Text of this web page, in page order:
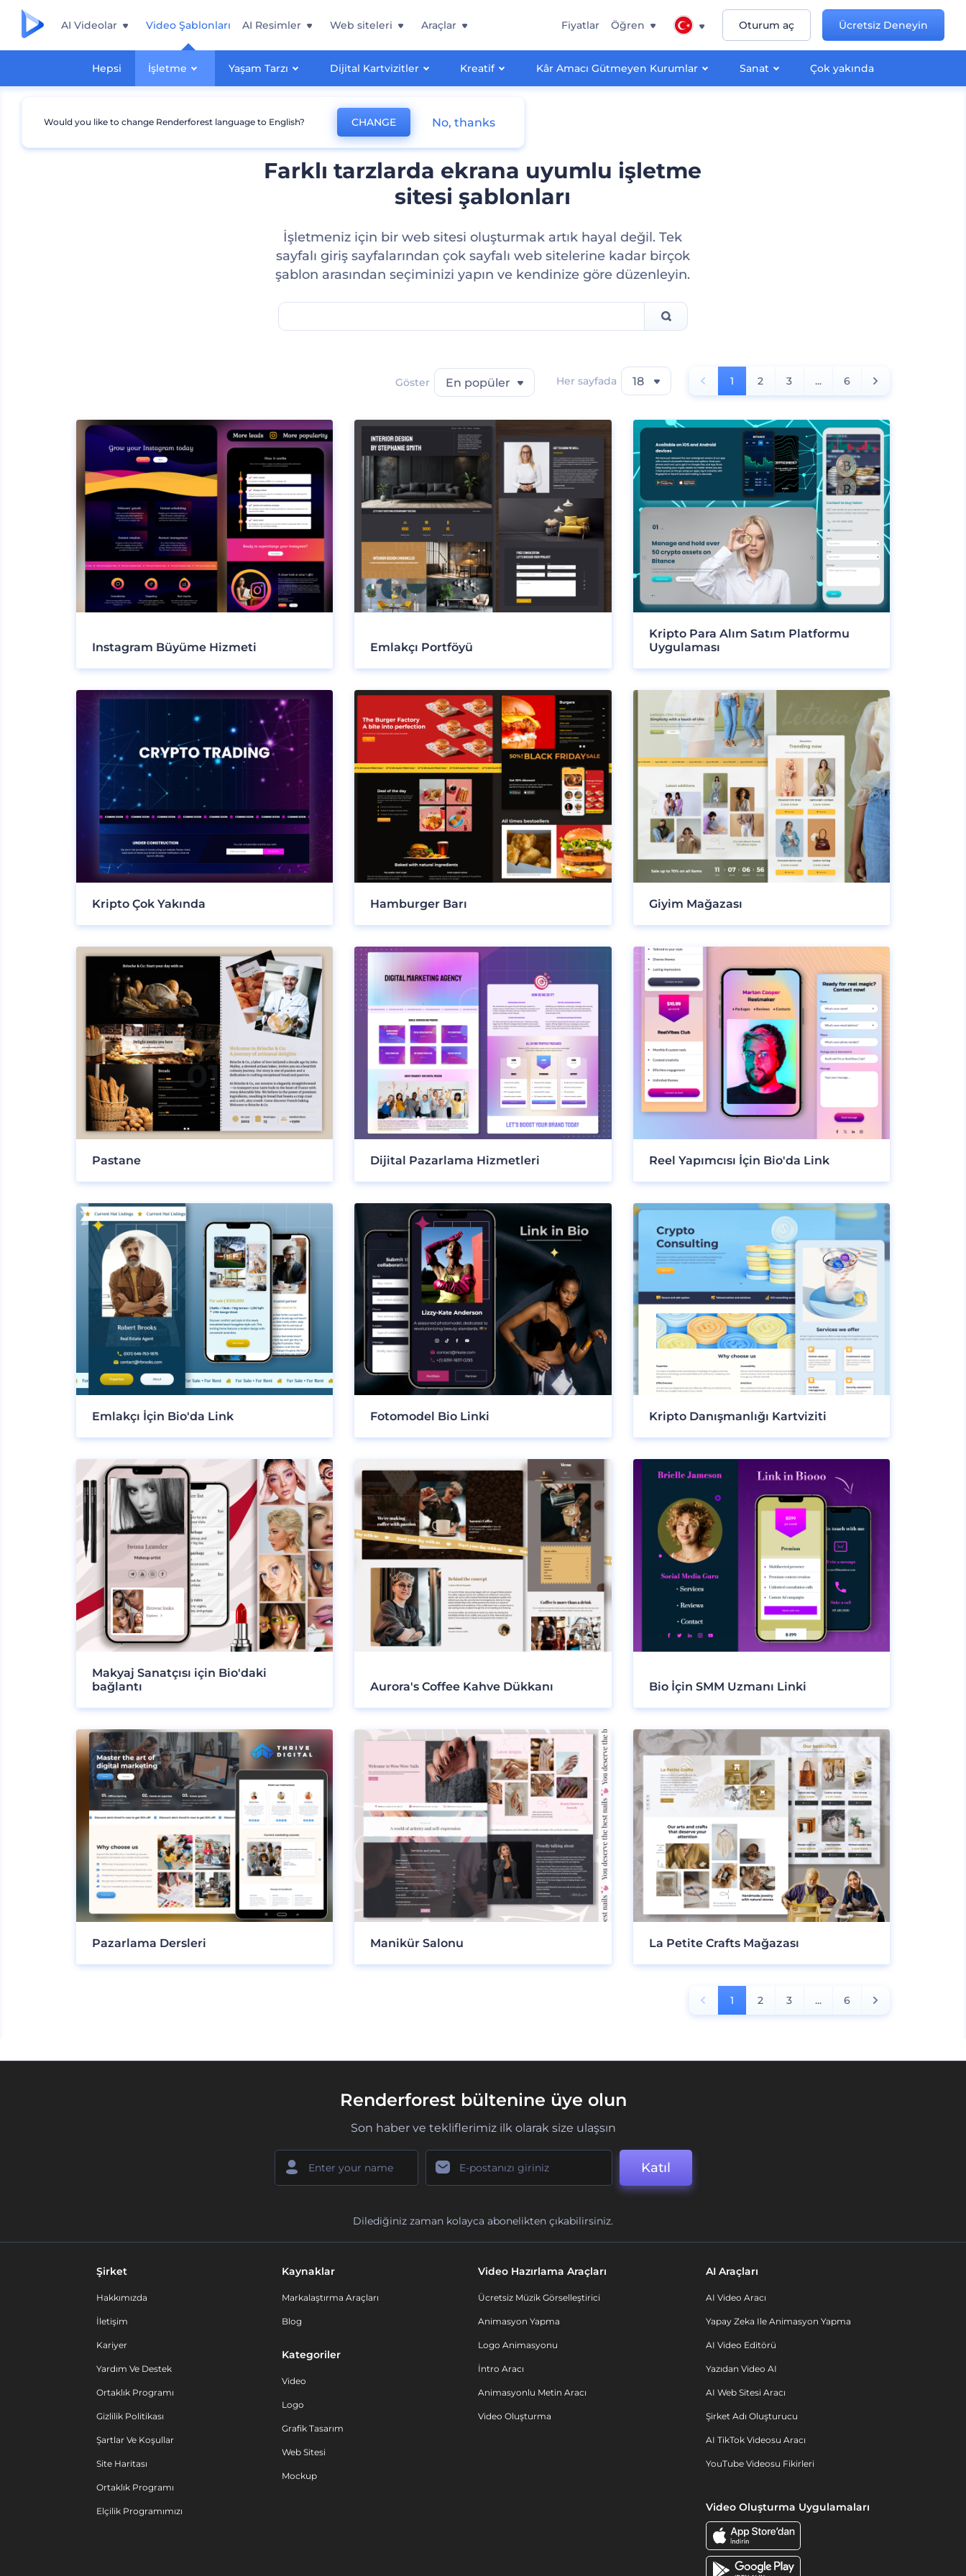
AI Videolar Video Şablonları
Hepsi İşletme Yaşam Tarzı Dijital Kartvizitler Kreatif Kâr Amacı Gütmeyen Kurumlar Sanat Çok yakında
AI Resimler Web siteleri Araçlar Fiyatlar Öğren Oturum aç Ücretsiz Deneyin
Farklı tarzlarda ekrana uyumlu işletme
sitesi şablonları
İşletmeniz için bir web sitesi oluşturmak artık hayal değil. Tek
sayfalı giriş sayfalarından çok sayfalı web sitelerine kadar birçok
şablon arasından seçiminizi yapın ve kendinize göre düzenleyin.
Göster En popüler Her sayfada 18 1 2 3 ... 6
Instagram Büyüme Hizmeti Emlakçı Portföyü
Kripto Para Alım Satım Platformu
Uygulaması
Kripto Çok Yakında Hamburger Barı Giyim Mağazası
Pastane Dijital Pazarlama Hizmetleri Reel Yapımcısı İçin Bio'da Link
Emlakçı İçin Bio'da Link Fotomodel Bio Linki Kripto Danışmanlığı Kartviziti
Makyaj Sanatçısı için Bio'daki
bağlantı
Aurora's Coffee Kahve Dükkanı Bio İçin SMM Uzmanı Linki
Pazarlama Dersleri Manikür Salonu La Petite Crafts Mağazası
1 2 3 ... 6
Renderforest bültenine üye olun
Son haber ve tekliflerimiz ilk olarak size ulaşsın
Katıl
Dilediğiniz zaman kolayca abonelikten çıkabilirsiniz.
Şirket
Hakkımızda
İletişim
Kariyer
Yardım Ve Destek
Ortaklık Programı
Gizlilik Politikası
Şartlar Ve Koşullar
Site Haritası
Ortaklık Programı
Elçilik Programımızı
Kaynaklar
Markalaştırma Araçları
Blog
Kategoriler
Video
Logo
Grafik Tasarım
Web Sitesi
Mockup
Video Hazırlama Araçları
Ücretsiz Müzik Görselleştirici
Animasyon Yapma
Logo Animasyonu
İntro Aracı
Animasyonlu Metin Aracı
Video Oluşturma
AI Araçları
AI Video Aracı
Yapay Zeka Ile Animasyon Yapma
AI Video Editörü
Yazıdan Video AI
AI Web Sitesi Aracı
Şirket Adı Oluşturucu
AI TikTok Videosu Aracı
YouTube Videosu Fikirleri
Video Oluşturma Uygulamaları
Would you like to change Renderforest language to English? CHANGE No, thanks